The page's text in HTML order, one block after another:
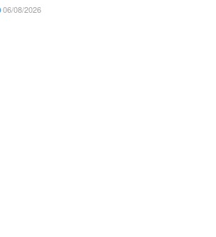
06/08/2026